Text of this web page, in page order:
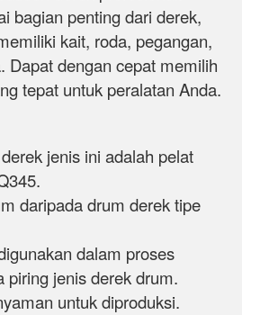
bagian penting dari derek,
kait, roda, pegangan,
Dapat dengan cepat memilih
tepat untuk peralatan Anda.
jenis ini adalah pelat
daripada drum derek tipe
dalam proses
piring jenis derek drum.
untuk diproduksi.